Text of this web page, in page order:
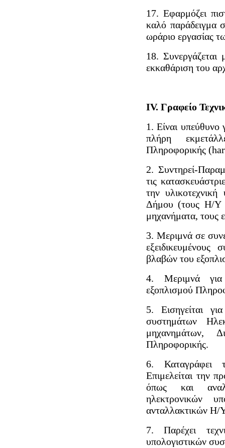
17. Εφαρμόζει
καλό παράδειγμα
ωράριο εργασίας
18. Συνεργάζεται
εκκαθάριση του
IV. Γραφείο
1. Είναι υπεύθυνο
πλήρη
Πληροφορικής
2. Συντηρεί-
τις
την
Δήμου (τους Η/Υ
μηχανήματα, τους
3. Μεριμνά σε
βλαβών του
4. Μεριμνά για
εξοπλισμού
5. Εισηγείται
συστημάτων
μηχανημάτων,
Πληροφορικής.
6. Καταγράφει
Επιμελείται την
όπως και
ηλεκτρονικών
ανταλλακτικών Η/
7. Παρέχει
υπολογιστικών